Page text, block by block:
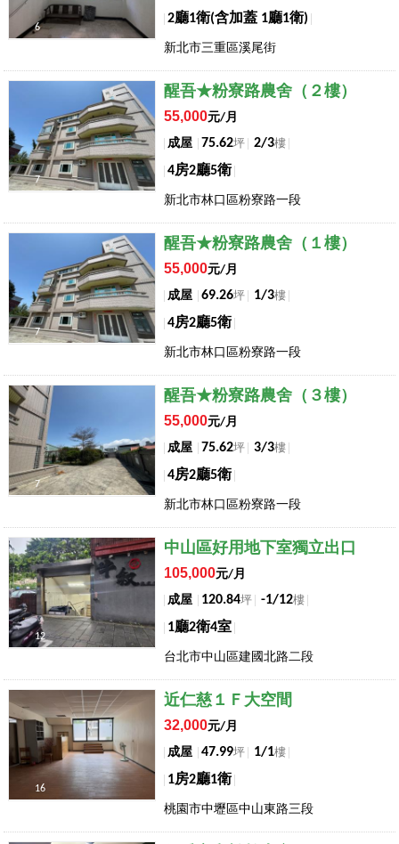
6
2廳1衛(含加蓋 1廳1衛)
新北市三重區溪尾街
7
醒吾★粉寮路農舍（２樓）
55,000元/月
成屋
75.62坪 2/3樓
4房2廳5衛
新北市林口區粉寮路一段
7
醒吾★粉寮路農舍（１樓）
55,000元/月
成屋
69.26坪 1/3樓
4房2廳5衛
新北市林口區粉寮路一段
店長推薦
7
醒吾★粉寮路農舍（３樓）
55,000元/月
成屋
75.62坪 3/3樓
4房2廳5衛
新北市林口區粉寮路一段
店長推薦
12
中山區好用地下室獨立出口
105,000元/月
成屋
120.84坪 -1/12樓
1廳2衛4室
台北市中山區建國北路二段
16
近仁慈１Ｆ大空間
32,000元/月
成屋
47.99坪 1/1樓
1房2廳1衛
桃園市中壢區中山東路三段